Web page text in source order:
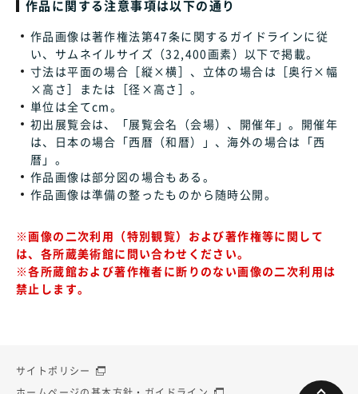
作品に関する注意事項は以下の通り
作品画像は著作権法第47条に関するガイドラインに従
い、サムネイルサイズ（32,400画素）以下で掲載。
寸法は平面の場合［縦×横］、立体の場合は［奥行×幅
×高さ］または［径×高さ］。
単位は全てcm。
初出展覧会は、「展覧会名（会場）、開催年」。開催年
は、日本の場合「西暦（和暦）」、海外の場合は「西
暦」。
作品画像は部分図の場合もある。
作品画像は準備の整ったものから随時公開。
※画像の二次利用（特別観覧）および著作権等に関して
は、各所蔵美術館に問い合わせください。
※各所蔵館および著作権者に断りのない画像の二次利用は
禁止します。
サイトポリシー